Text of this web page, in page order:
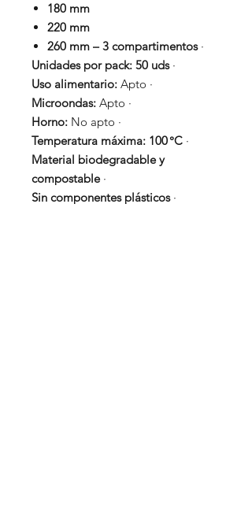
180 mm
220 mm
260 mm – 3 compartimentos·
Unidades por pack: 50 uds·
Uso alimentario: Apto ·
Microondas: Apto ·
Horno: No apto ·
Temperatura máxima: 100 °C ·
Material biodegradable y
compostable·
Sin componentes plásticos·